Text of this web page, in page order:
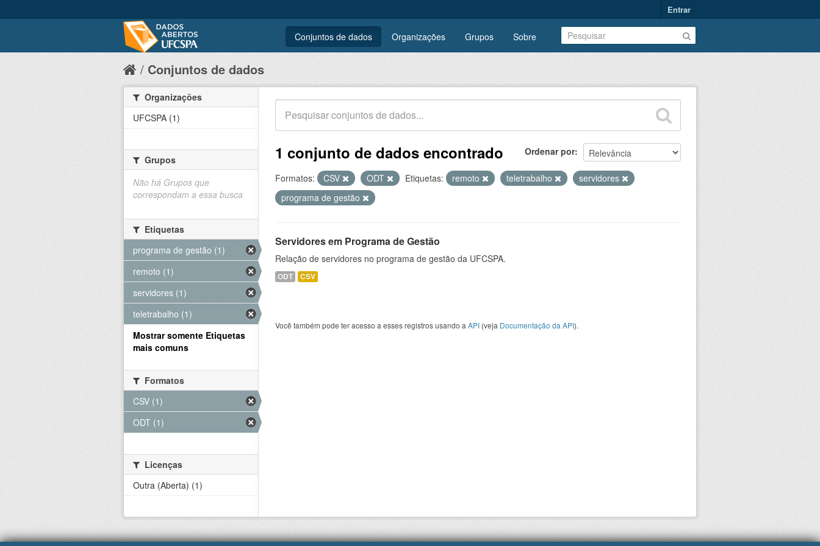
Entrar
Conjuntos de dados Organizações Grupos Sobre
Conjuntos de dados
Ordenar por
1 conjunto de dados encontrado
Formatos: CSV ODT Etiquetas: remoto teletrabalho
servidores
programa de gestão
Servidores em Programa de Gestão
Relação de servidores no programa de gestão da UFCSPA.
ODT CSV
Você também pode ter acesso a esses registros usando a API (veja Documentação da API).
Organizações
UFCSPA (1)
Grupos
Não há Grupos que
correspondam a essa busca
Etiquetas
programa de gestão (1)
remoto (1)
servidores (1)
teletrabalho (1)
Mostrar somente Etiquetas
mais comuns
Formatos
CSV (1)
ODT (1)
Licenças
Outra (Aberta) (1)